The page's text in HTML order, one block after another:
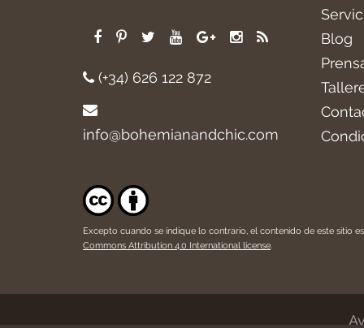
(+34) 626 122 872
info@bohemianandchic.com
Blog
Excepto cuando se indique lo contrario, el contenido de este sitio
Commons Attribution 4.0 International license.